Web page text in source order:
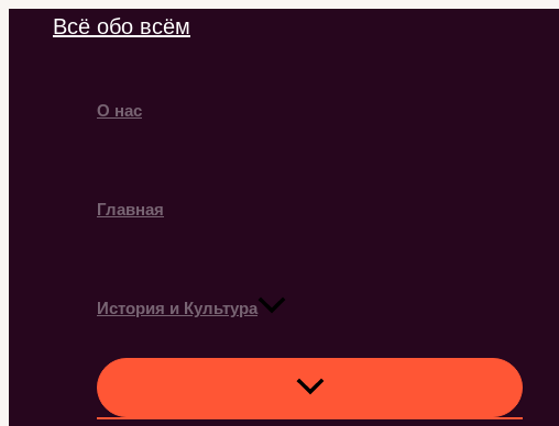
ПерейтиВсё обо всём
О нас
Главная
История и Культура